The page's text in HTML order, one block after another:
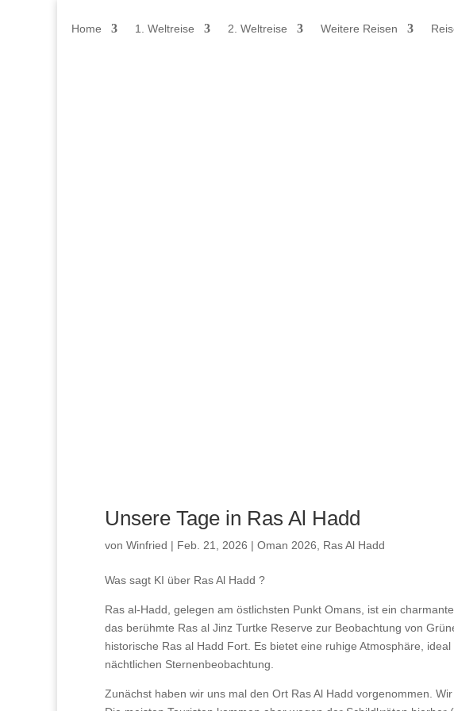
Home 1. Weltreise 2. Weltreise Weitere Reisen
Unsere Tage in Ras Al Hadd
von Winfried | Feb. 21, 2026 | Oman 2026 Ras Al Hadd
Was sagt KI über Ras Al Hadd ?
Ras al-Hadd, gelegen am östlichsten Punkt Omans, ist ein
das berühmte Ras al Jinz Turtke Reserve zur Beobachtung von
historische Ras al Hadd Fort. Es bietet eine ruhige Atmosphäre,
nächtlichen Sternenbeobachtung.
Zunächst haben wir uns mal den Ort Ras Al Hadd vorgenommen.